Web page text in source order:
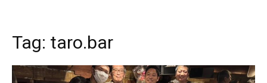
Tag: taro.bar